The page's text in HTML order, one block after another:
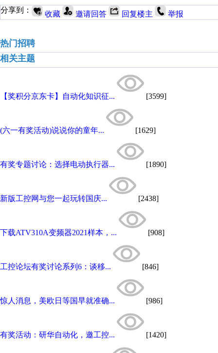
分享到： 收藏 邀请回答 回复楼主 举报
热门招聘
相关主题
【奖积分京东卡】自动化知识征... [3599]
(六一有奖活动)说说你的童年... [1629]
有奖专题讨论：选择电动执行器... [1890]
新版工控网与您一起玩转国庆... [2438]
下载ATV310A变频器2021样本，... [908]
工控论坛有奖讨论系列6：谈移... [846]
惊人消息，美欧日等国早就准确... [986]
有奖活动：研华自动化，邀工控... [1420]